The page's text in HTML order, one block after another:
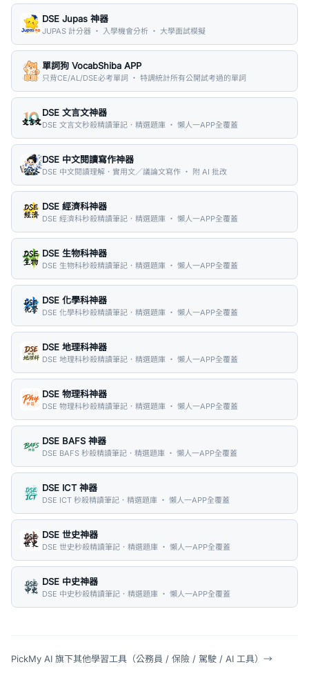
DSE Jupas 神器
JUPAS 計分器 ・ 入學機會分析 ・ 大學面試模擬
單詞狗 VocabShiba APP
只背CE/AL/DSE必考單詞 ・ 特調統計所有公開試考過的單詞
DSE 文言文神器
DSE 文言文秒殺精讀筆記．精選題庫 ・ 懶人一APP全覆蓋
DSE 中文閱讀寫作神器
DSE 中文閱讀理解．實用文／議論文寫作 ・ 附 AI 批改
DSE 經濟科神器
DSE 經濟科秒殺精讀筆記．精選題庫 ・ 懶人一APP全覆蓋
DSE 生物科神器
DSE 生物科秒殺精讀筆記．精選題庫 ・ 懶人一APP全覆蓋
DSE 化學科神器
DSE 化學科秒殺精讀筆記．精選題庫 ・ 懶人一APP全覆蓋
DSE 地理科神器
DSE 地理科秒殺精讀筆記．精選題庫 ・ 懶人一APP全覆蓋
DSE 物理科神器
DSE 物理科秒殺精讀筆記．精選題庫 ・ 懶人一APP全覆蓋
DSE BAFS 神器
DSE BAFS 秒殺精讀筆記．精選題庫 ・ 懶人一APP全覆蓋
DSE ICT 神器
DSE ICT 秒殺精讀筆記．精選題庫 ・ 懶人一APP全覆蓋
DSE 世史神器
DSE 世史秒殺精讀筆記．精選題庫 ・ 懶人一APP全覆蓋
DSE 中史神器
DSE 中史秒殺精讀筆記．精選題庫 ・ 懶人一APP全覆蓋
PickMy AI 旗下其他學習工具（公務員 / 保險 / 駕駛 / AI 工具） →